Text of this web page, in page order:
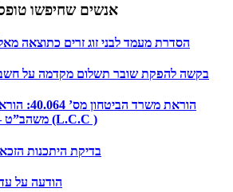
אנשים שחיפשו טופס
הסדרת מעמד לבני זוג זרים כתוצאה
בקשה להפקת שובר תשלום מקדמה על חשבון
הוראת
משהב”ט – אומדן עלות מחזור חיים (L.C.C )
בדיקת היתכנות
הודעה על